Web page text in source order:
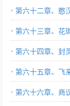
第六十二章、憨
第六十三章、花
第六十四章、封
第六十五章、飞
第六十六章、商